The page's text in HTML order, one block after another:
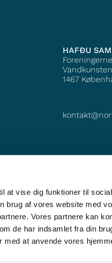
at vise dig funktioner til
brug af vores website med
Vores partnere kan
de har indsamlet fra din
at anvende vores
HAFÐU
1467